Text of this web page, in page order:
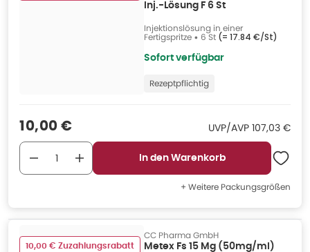
Inj.-Lösung F 6 St
Injektionslösung in einer
Fertigspritze • 6 St (= 17.84 €/St)
Sofort verfügbar
Rezeptpflichtig
Verkaufspreis
10,00 € UVP/AVP UVP/AVP
107,03 €
In den Warenkorb
+ Weitere Packungsgrößen
10,00 € Zuzahlungsrabatt
CC Pharma GmbH
Metex Fs 15 Mg (50mg/ml)